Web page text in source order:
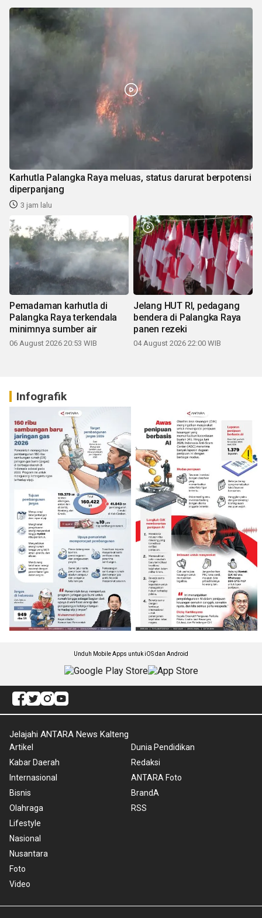
Karhutla Palangka Raya meluas, status darurat berpotensi
diperpanjang
3 jam lalu
Pemadaman karhutla di
Palangka Raya terkendala
minimnya sumber air
06 August 2026 20:53 WIB
Jelang HUT RI, pedagang
bendera di Palangka Raya
panen rezeki
04 August 2026 22:00 WIB
Infografik
Unduh Mobile Apps untuk iOS dan Android
Jelajahi ANTARA News Kalteng
Artikel
Kabar Daerah
Internasional
Bisnis
Olahraga
Lifestyle
Nasional
Nusantara
Foto
Video
Dunia Pendidikan
Redaksi
ANTARA Foto
BrandA
RSS